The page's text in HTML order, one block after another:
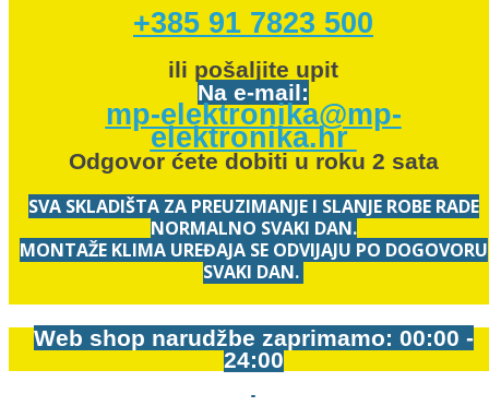
+385 91 7823 500
ili pošaljite upit
Na e-mail:
mp-elektronika@mp-
elektronika.hr
Odgovor ćete dobiti u roku 2 sata
SVA SKLADIŠTA ZA PREUZIMANJE I SLANJE ROBE RADE
NORMALNO SVAKI DAN.
MONTAŽE KLIMA UREĐAJA SE ODVIJAJU PO DOGOVORU
SVAKI DAN.
Web shop narudžbe zaprimamo: 00:00 -
24:00